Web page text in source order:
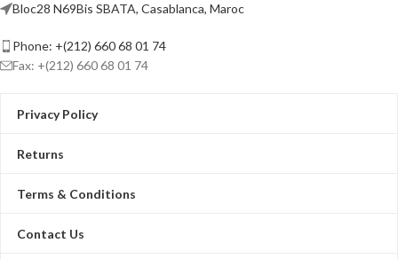
Bloc28 N69Bis SBATA, Casablanca, Maroc
Phone: +(212) 660 68 01 74
Fax: +(212) 660 68 01 74
Privacy Policy
Returns
Terms & Conditions
Contact Us